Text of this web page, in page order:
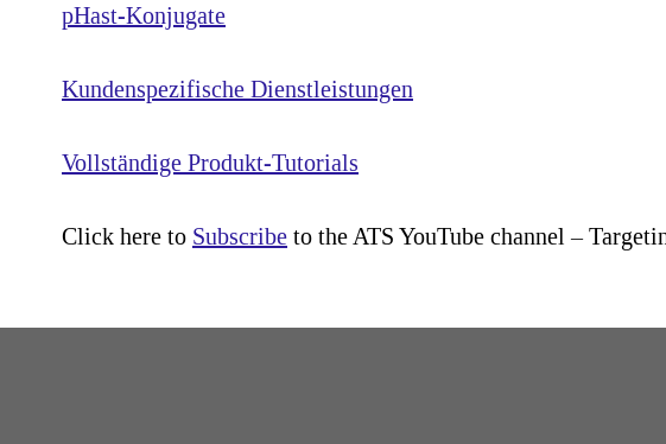
pHast-Konjugate
Kundenspezifische Dienstleistungen
Vollständige Produkt-Tutorials
Click here to Subscribe to the ATS YouTube channel –